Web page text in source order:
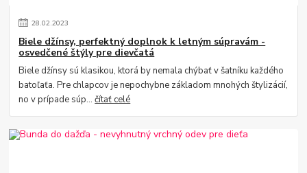
28.02.2023
Biele džínsy, perfektný doplnok k letným súpravám -
osvedčené štýly pre dievčatá
Biele džínsy sú klasikou, ktorá by nemala chýbať v šatníku každého
batoľaťa. Pre chlapcov je nepochybne základom mnohých štylizácií,
no v prípade súp...čítať celé